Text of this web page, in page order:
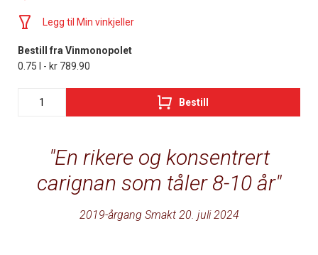
En rikere og konsentrert
carignan som tåler 8-10 år
2019-årgang Smakt 20. juli 2024
Legg til Min vinkjeller
Bestill fra Vinmonopolet
0.75 l - kr 789.90
Bestill